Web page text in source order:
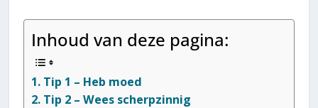
Inhoud van deze pagina:
Tip 1 – Heb moed
Tip 2 – Wees scherpzinnig